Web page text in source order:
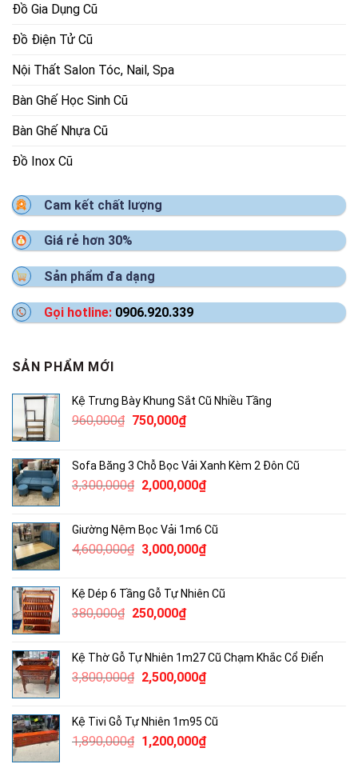
Đồ Gia Dụng Cũ
Đồ Điện Tử Cũ
Nội Thất Salon Tóc, Nail, Spa
Bàn Ghế Học Sinh Cũ
Bàn Ghế Nhựa Cũ
Đồ Inox Cũ
Cam kết chất lượng
Giá rẻ hơn 30%
Sản phẩm đa dạng
Gọi hotline: 0906.920.339
SẢN PHẨM MỚI
Kệ Trưng Bày Khung Sắt Cũ Nhiều Tầng
960,000₫ Giá
960,000₫.
750,000₫Giá
là:
750,000₫.
Sofa Băng 3 Chỗ Bọc Vải Xanh Kèm 2 Đôn Cũ
3,300,000₫ Giá
3,300,000₫.
2,000,000₫Giá
là:
2,000,000₫.
Giường Nệm Bọc Vải 1m6 Cũ
4,600,000₫ Giá
4,600,000₫.
3,000,000₫Giá
là:
Kệ Dép 6 Tầng Gỗ Tự Nhiên Cũ
380,000₫ Giá
380,000₫.
250,000₫Giá
là:
250,000₫.
Kệ Thờ Gỗ Tự Nhiên 1m27 Cũ Chạm Khắc Cổ Điển
3,800,000₫ Giá
3,800,000₫.
2,500,000₫Giá
là:
2,500,000₫.
Kệ Tivi Gỗ Tự Nhiên 1m95 Cũ
1,890,000₫ Giá
1,200,000₫Giá